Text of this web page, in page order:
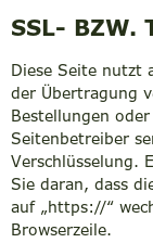
SSL- BZW.
Diese Seite nutzt
der Übertragung
Bestellungen
Seitenbetreiber
Verschlüsselung.
Sie daran, dass
auf „https://“
Browserzeile.